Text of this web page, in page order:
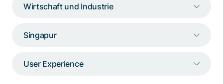
Wirtschaft und Industrie
Singapur
User Experience